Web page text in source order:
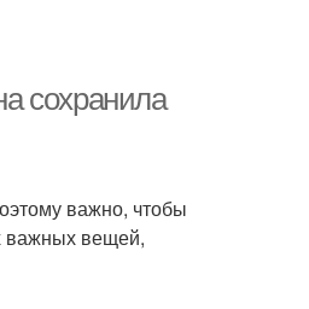
сохранила
важно, чтобы
важных вещей,